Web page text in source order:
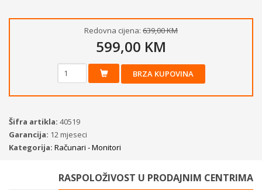
Redovna cijena: 639,00 KM
599,00 KM
BRZA KUPOVINA
Šifra artikla: 40519
Garancija: 12 mjeseci
Kategorija: Računari - Monitori
RASPOLOŽIVOST U PRODAJNIM CENTRIMA